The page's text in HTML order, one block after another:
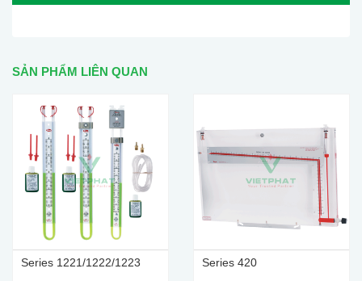
SẢN PHẨM LIÊN QUAN
Series 1221/1222/1223 Series 420